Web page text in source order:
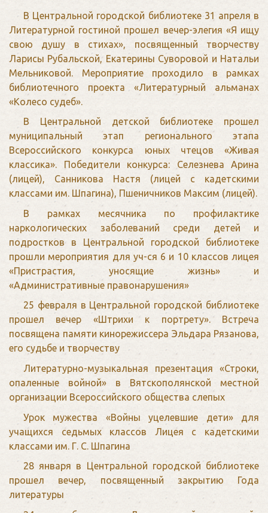
В Центральной городской библиотеке 31 апреля в
Литературной гостиной прошел вечер-элегия «Я ищу
свою душу в стихах», посвященный творчеству
Ларисы Рубальской, Екатерины Суворовой и Натальи
Мельниковой. Мероприятие проходило в рамках
библиотечного проекта «Литературный альманах
«Колесо судеб».
В Центральной детской библиотеке прошел
муниципальный этап регионального этапа
Всероссийского конкурса юных чтецов «Живая
классика». Победители конкурса: Селезнева Арина
(лицей), Санникова Настя (лицей с кадетскими
классами им. Шпагина), Пшеничников Максим (лицей).
В рамках месячника по профилактике
наркологических заболеваний среди детей и
подростков в Центральной городской библиотеке
прошли мероприятия для уч-ся 6 и 10 классов лицея
«Пристрастия, уносящие жизнь» и
«Административные правонарушения»
25 февраля в Центральной городской библиотеке
прошел вечер «Штрихи к портрету». Встреча
посвящена памяти кинорежиссера Эльдара Рязанова,
его судьбе и творчеству
Литературно-музыкальная презентация «Строки,
опаленные войной» в Вятскополянской местной
организации Всероссийского общества слепых
Урок мужества «Войны уцелевшие дети» для
учащихся седьмых классов Лицея с кадетскими
классами им. Г. С. Шпагина
28 января в Центральной городской библиотеке
прошел вечер, посвященный закрытию Года
литературы